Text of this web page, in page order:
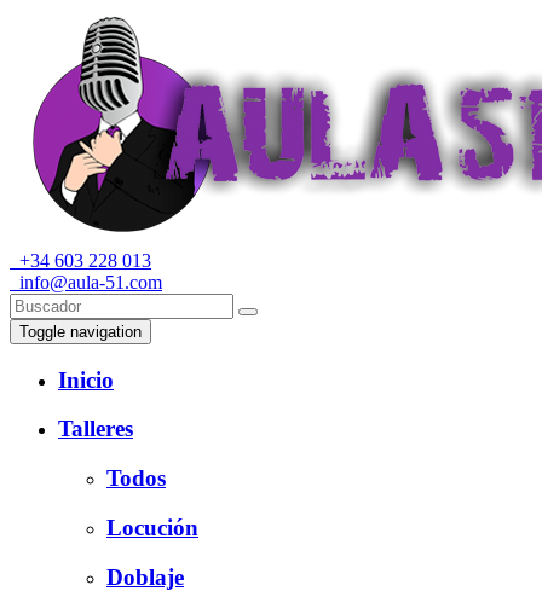
+34 603 228 013
info@aula-51.com
Toggle navigation
Inicio
Talleres
Todos
Locución
Doblaje